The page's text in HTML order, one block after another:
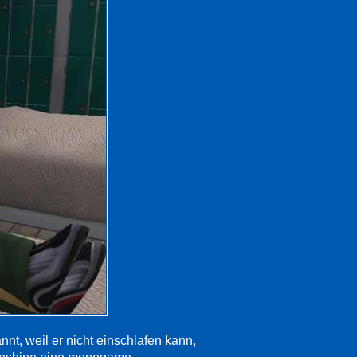
weil er nicht einschlafen kann,